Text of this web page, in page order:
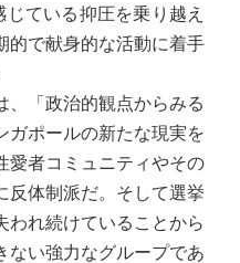
ている抑圧を乗り越え
的で献身的な活動に着手
、「政治的観点からみる
ガポールの新たな現実を
愛者コミュニティやその
反体制派だ。そして選挙
われ続けていることから
ない強力なグループであ